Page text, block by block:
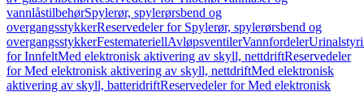
vannlåstilbehørSpylerør, spylerørsbend og
overgangsstykkerReservedeler for Spylerør, spylerørsbend og
overgangsstykkerFestemateriellAvløpsventilerVannfordeler
for InnfeltMed elektronisk aktivering av skyll, nettdriftReservedeler
for Med elektronisk aktivering av skyll, nettdriftMed elektronisk
aktivering av skyll, batteridriftReservedeler for Med elektronisk